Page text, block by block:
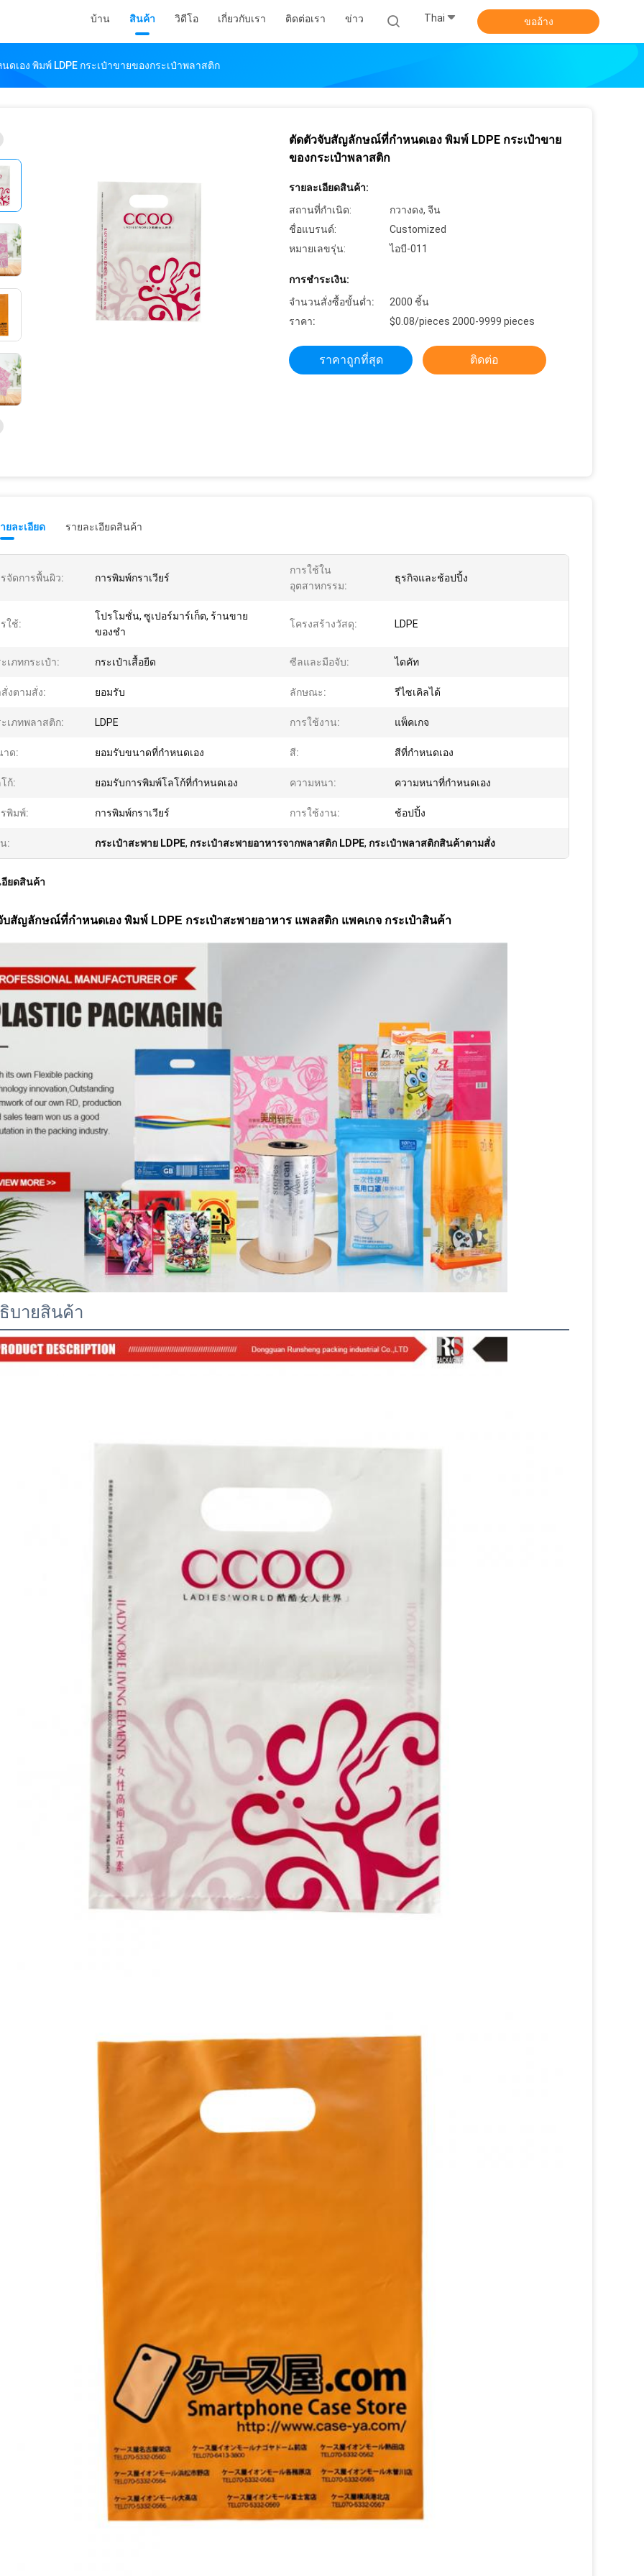
บ้าน สินค้า วิดีโอ เกี่ยวกับเรา ติดต่อเรา ข่าว Thai ขออ้าง
เอง พิมพ์ LDPE กระเป๋าขายของกระเป๋าพลาสติก
ตัดตัวจับสัญลักษณ์ที่กําหนดเอง พิมพ์ LDPE กระเป๋าขาย
ของกระเป๋าพลาสติก
รายละเอียดสินค้า:
สถานที่กำเนิด:
กวางดง, จีน
ชื่อแบรนด์:
Customized
หมายเลขรุ่น:
ไอบี-011
การชำระเงิน:
จำนวนสั่งซื้อขั้นต่ำ:
2000 ชิ้น
ราคา:
$0.08/pieces 2000-9999 pieces
ราคาถูกที่สุด ติดต่อ
ยละเอียด รายละเอียดสินค้า
จัดการพื้นผิว: การพิมพ์กราเวียร์
การใช้ใน
อุตสาหกรรม:
ธุรกิจและช้อปปิ้ง
ใช้:
โปรโมชั่น, ซูเปอร์มาร์เก็ต, ร้านขาย
ของชำ
โครงสร้างวัสดุ: LDPE
เภทกระเป๋า: กระเป๋าเสื้อยืด ซีลและมือจับ: ไดคัท
งตามสั่ง: ยอมรับ ลักษณะ: รีไซเคิลได้
เภทพลาสติก: LDPE การใช้งาน: แพ็คเกจ
าด: ยอมรับขนาดที่กำหนดเอง สี: สีที่กําหนดเอง
ก้: ยอมรับการพิมพ์โลโก้ที่กำหนดเอง ความหนา: ความหนาที่กำหนดเอง
พิมพ์: การพิมพ์กราเวียร์ การใช้งาน: ช้อปปิ้ง
: กระเป๋าสะพาย LDPE, กระเป๋าสะพายอาหารจากพลาสติก LDPE, กระเป๋าพลาสติกสินค้าตามสั่ง
อียดสินค้า
บสัญลักษณ์ที่กําหนดเอง พิมพ์ LDPE กระเป๋าสะพายอาหาร แพลสติก แพคเกจ กระเป๋าสินค้า
บายสินค้า